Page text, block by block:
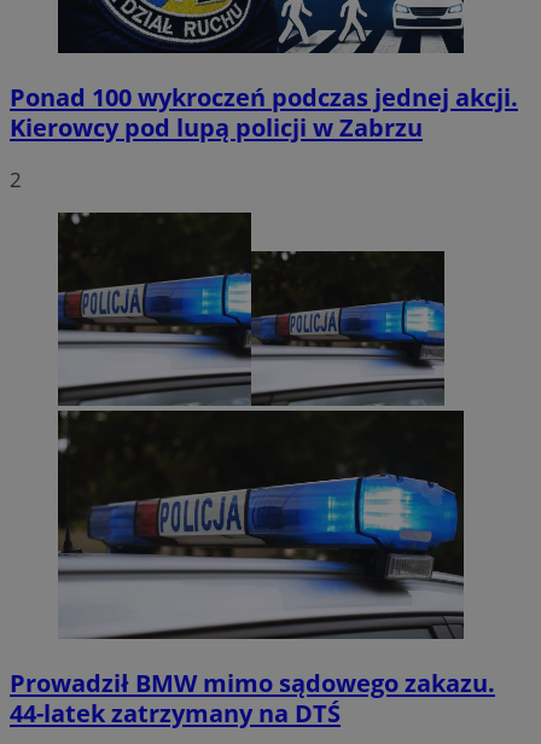
Ponad 100 wykroczeń podczas jednej akcji.
Kierowcy pod lupą policji w Zabrzu
2
Prowadził BMW mimo sądowego zakazu.
44-latek zatrzymany na DTŚ